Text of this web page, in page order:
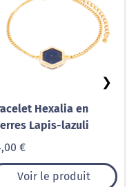
Hexalia en
Lapis-lazuli
€
Voir le produit
❯